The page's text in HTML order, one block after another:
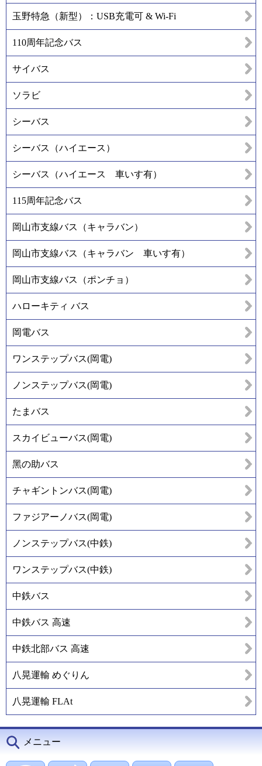
玉野特急（新型）：USB充電可 & Wi-Fi
110周年記念バス
サイバス
ソラビ
シーバス
シーバス（ハイエース）
シーバス（ハイエース 車いす有）
115周年記念バス
岡山市支線バス（キャラバン）
岡山市支線バス（キャラバン 車いす有）
岡山市支線バス（ポンチョ）
ハローキティ バス
岡電バス
ワンステップバス(岡電)
ノンステップバス(岡電)
たまバス
スカイビューバス(岡電)
黑の助バス
チャギントンバス(岡電)
ファジアーノバス(岡電)
ノンステップバス(中鉄)
ワンステップバス(中鉄)
中鉄バス
中鉄バス 高速
中鉄北部バス 高速
八晃運輸 めぐりん
八晃運輸 FLAt
メニュー